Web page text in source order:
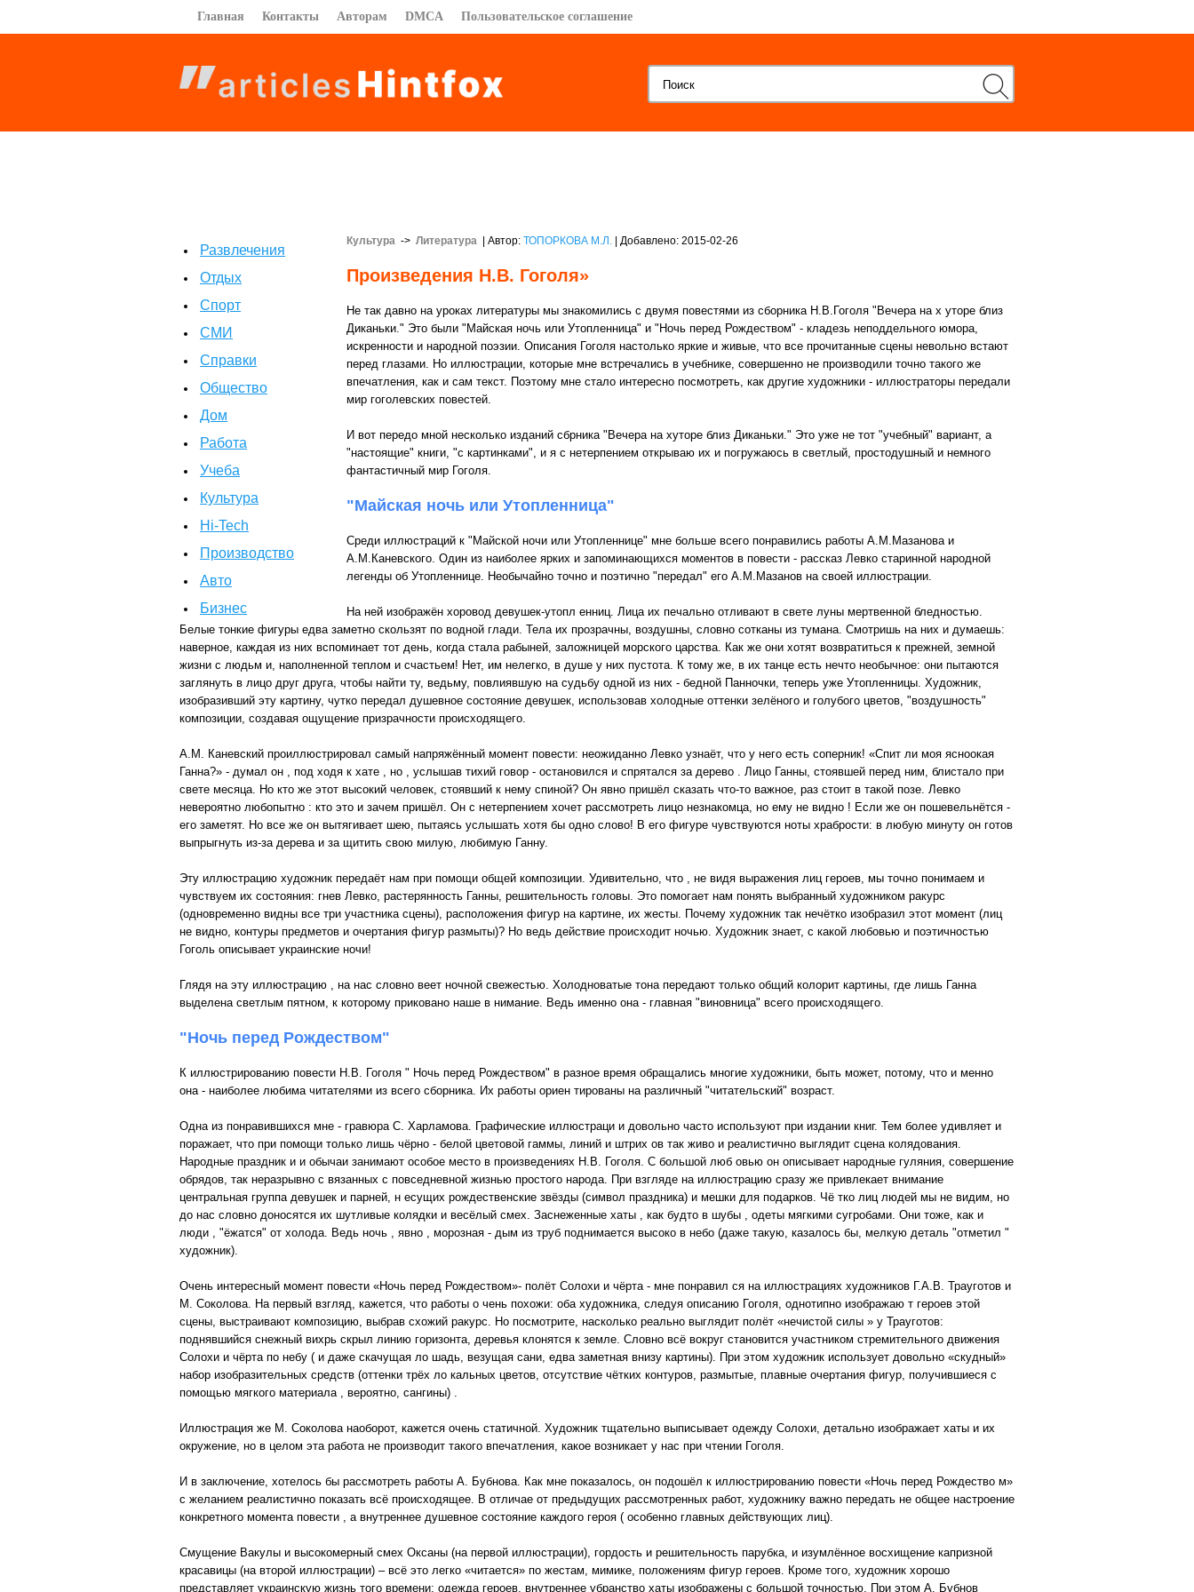
Главная Контакты Авторам DMCA Пользовательское соглашение
Развлечения
Отдых
Спорт
СМИ
Справки
Общество
Дом
Работа
Учеба
Культура
Hi-Tech
Производство
Авто
Бизнес
Культура -> Литература | Автор: ТОПОРКОВА М.Л. | Добавлено: 2015-02-26
Произведения Н.В. Гоголя»
Не так давно на уроках литературы мы знакомились с двумя повестями из сборника Н.В.Гоголя "Вечера на х уторе близ
Диканьки." Это были "Майская ночь или Утопленница" и "Ночь перед Рождеством" - кладезь неподдельного юмора,
искренности и народной поэзии. Описания Гоголя настолько яркие и живые, что все прочитанные сцены невольно встают
перед глазами. Но иллюстрации, которые мне встречались в учебнике, совершенно не производили точно такого же
впечатления, как и сам текст. Поэтому мне стало интересно посмотреть, как другие художники - иллюстраторы передали
мир гоголевских повестей.
И вот передо мной несколько изданий сбрника "Вечера на хуторе близ Диканьки." Это уже не тот "учебный" вариант, а
"настоящие" книги, "с картинками", и я с нетерпением открываю их и погружаюсь в светлый, простодушный и немного
фантастичный мир Гоголя.
"Майская ночь или Утопленница"
Среди иллюстраций к "Майской ночи или Утопленнице" мне больше всего понравились работы А.М.Мазанова и
А.М.Каневского. Один из наиболее ярких и запоминающихся моментов в повести - рассказ Левко старинной народной
легенды об Утопленнице. Необычайно точно и поэтично "передал" его А.М.Мазанов на своей иллюстрации.
На ней изображён хоровод девушек-утопл енниц. Лица их печально отливают в свете луны мертвенной бледностью.
Белые тонкие фигуры едва заметно скользят по водной глади. Тела их прозрачны, воздушны, словно сотканы из тумана. Смотришь на них и думаешь:
наверное, каждая из них вспоминает тот день, когда стала рабыней, заложницей морского царства. Как же они хотят возвратиться к прежней, земной
жизни с людьм и, наполненной теплом и счастьем! Нет, им нелегко, в душе у них пустота. К тому же, в их танце есть нечто необычное: они пытаются
заглянуть в лицо друг друга, чтобы найти ту, ведьму, повлиявшую на судьбу одной из них - бедной Панночки, теперь уже Утопленницы. Художник,
изобразивший эту картину, чутко передал душевное состояние девушек, использовав холодные оттенки зелёного и голубого цветов, "воздушность"
композиции, создавая ощущение призрачности происходящего.
А.М. Каневский проиллюстрировал самый напряжённый момент повести: неожиданно Левко узнаёт, что у него есть соперник! «Спит ли моя ясноокая
Ганна?» - думал он , под ходя к хате , но , услышав тихий говор - остановился и спрятался за дерево . Лицо Ганны, стоявшей перед ним, блистало при
свете месяца. Но кто же этот высокий человек, стоявший к нему спиной? Он явно пришёл сказать что-то важное, раз стоит в такой позе. Левко
невероятно любопытно : кто это и зачем пришёл. Он с нетерпением хочет рассмотреть лицо незнакомца, но ему не видно ! Если же он пошевельнётся -
его заметят. Но все же он вытягивает шею, пытаясь услышать хотя бы одно слово! В его фигуре чувствуются ноты храбрости: в любую минуту он готов
выпрыгнуть из-за дерева и за щитить свою милую, любимую Ганну.
Эту иллюстрацию художник передаёт нам при помощи общей композиции. Удивительно, что , не видя выражения лиц героев, мы точно понимаем и
чувствуем их состояния: гнев Левко, растерянность Ганны, решительность головы. Это помогает нам понять выбранный художником ракурс
(одновременно видны все три участника сцены), расположения фигур на картине, их жесты. Почему художник так нечётко изобразил этот момент (лиц
не видно, контуры предметов и очертания фигур размыты)? Но ведь действие происходит ночью. Художник знает, с какой любовью и поэтичностью
Гоголь описывает украинские ночи!
Глядя на эту иллюстрацию , на нас словно веет ночной свежестью. Холодноватые тона передают только общий колорит картины, где лишь Ганна
выделена светлым пятном, к которому приковано наше в нимание. Ведь именно она - главная "виновница" всего происходящего.
"Ночь перед Рождеством"
К иллюстрированию повести Н.В. Гоголя " Ночь перед Рождеством" в разное время обращались многие художники, быть может, потому, что и менно
она - наиболее любима читателями из всего сборника. Их работы ориен тированы на различный "читательский" возраст.
Одна из понравившихся мне - гравюра С. Харламова. Графические иллюстраци и довольно часто используют при издании книг. Тем более удивляет и
поражает, что при помощи только лишь чёрно - белой цветовой гаммы, линий и штрих ов так живо и реалистично выглядит сцена колядования.
Народные праздник и и обычаи занимают особое место в произведениях Н.В. Гоголя. С большой люб овью он описывает народные гуляния, совершение
обрядов, так неразрывно с вязанных с повседневной жизнью простого народа. При взгляде на иллюстрацию сразу же привлекает внимание
центральная группа девушек и парней, н есущих рождественские звёзды (символ праздника) и мешки для подарков. Чё тко лиц людей мы не видим, но
до нас словно доносятся их шутливые колядки и весёлый смех. Заснеженные хаты , как будто в шубы , одеты мягкими сугробами. Они тоже, как и
люди , "ёжатся" от холода. Ведь ночь , явно , морозная - дым из труб поднимается высоко в небо (даже такую, казалось бы, мелкую деталь "отметил "
художник).
Очень интересный момент повести «Ночь перед Рождеством»- полёт Солохи и чёрта - мне понравил ся на иллюстрациях художников Г.А.В. Трауготов и
М. Соколова. На первый взгляд, кажется, что работы о чень похожи: оба художника, следуя описанию Гоголя, однотипно изображаю т героев этой
сцены, выстраивают композицию, выбрав схожий ракурс. Но посмотрите, насколько реально выглядит полёт «нечистой силы » у Трауготов:
поднявшийся снежный вихрь скрыл линию горизонта, деревья клонятся к земле. Словно всё вокруг становится участником стремительного движения
Солохи и чёрта по небу ( и даже скачущая ло шадь, везущая сани, едва заметная внизу картины). При этом художник использует довольно «скудный»
набор изобразительных средств (оттенки трёх ло кальных цветов, отсутствие чётких контуров, размытые, плавные очертания фигур, получившиеся с
помощью мягкого материала , вероятно, сангины) .
Иллюстрация же М. Соколова наоборот, кажется очень статичной. Художник тщательно выписывает одежду Солохи, детально изображает хаты и их
окружение, но в целом эта работа не производит такого впечатления, какое возникает у нас при чтении Гоголя.
И в заключение, хотелось бы рассмотреть работы А. Бубнова. Как мне показалось, он подошёл к иллюстрированию повести «Ночь перед Рождество м»
с желанием реалистично показать всё происходящее. В отличае от предыдущих рассмотренных работ, художнику важно передать не общее настроение
конкретного момента повести , а внутреннее душевное состояние каждого героя ( особенно главных действующих лиц).
Смущение Вакулы и высокомерный смех Оксаны (на первой иллюстрации), гордость и решительность парубка, и изумлённое восхищение капризной
красавицы (на второй иллюстрации) – всё это легко «читается» по жестам, мимике, положениям фигур героев. Кроме того, художник хорошо
представляет украинскую жизнь того времени: одежда героев, внутреннее убранство хаты изображены с большой точностью. При этом А. Бубнов